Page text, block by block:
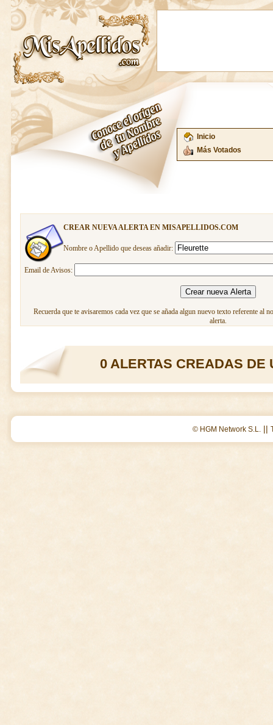
Inicio
Más Votados
CREAR NUEVA ALERTA EN MISAPELLIDOS.COM
Nombre o Apellido que deseas añadir:
Email de Avisos:
Recuerda que te avisaremos cada vez que se añada algun nuevo texto referente al
alerta.
0 ALERTAS CREADAS DE
© HGM Network S.L. ||